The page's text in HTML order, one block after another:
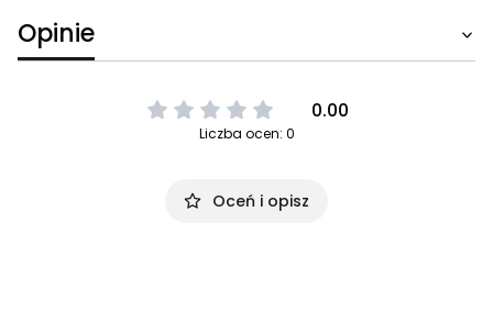
Opinie
0.00
Liczba ocen: 0
Oceń i opisz